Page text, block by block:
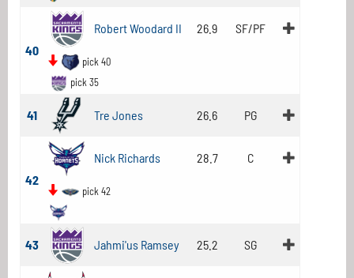
40
Robert Woodard II 26.9 SF/PF
pick 40
pick 35
41 Tre Jones 26.6 PG
42
Nick Richards 28.7 C
pick 42
43 Jahmi'us Ramsey 25.2 SG